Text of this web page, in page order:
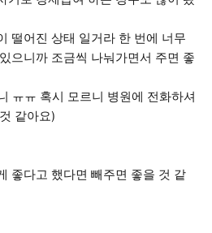
떨어진 상태 일거라 한 번에 너무
으니까 조금씩 나눠가면서 주면 좋
ㅠㅠ 혹시 모르니 병원에 전화하셔
같아요)
좋다고 했다면 빼주면 좋을 것 같